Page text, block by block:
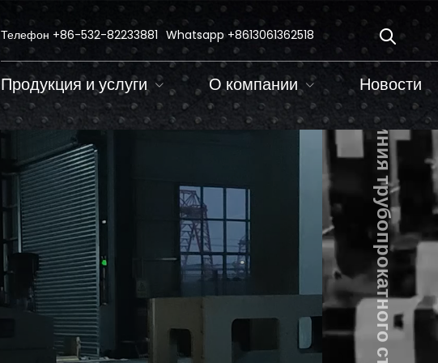
Телефон +86-532-82233881 Whatsapp+8613061362518
Продукция и услуги О компании Новости